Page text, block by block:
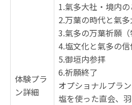
体験プラ
ン詳細
1.氣多大社・境内
2.万葉の時代と氣
3.氣多の万葉祈願（
4.塩文化と氣多の
5.御垣内参拝
6.祈願終了
オプショナルプラン
塩を使った直会、